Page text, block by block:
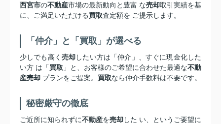
西宮市の不動産市場の最新動向と豊富 な売却取引実績を基
に、ご満足いただける買取査定額を ご提示します。
「仲介」と「買取」が選べる
少しでも高く 売却 したい方は「仲介」、すぐに現金化した
い方 は「買取 」と、お客様のご希望に合わせた最適な不動
産売却 プランをご提案。 買取なら仲介手数料は不要です。
秘密厳守の徹底
ご近所に知られずに不動産を売却 した い、というご要望に